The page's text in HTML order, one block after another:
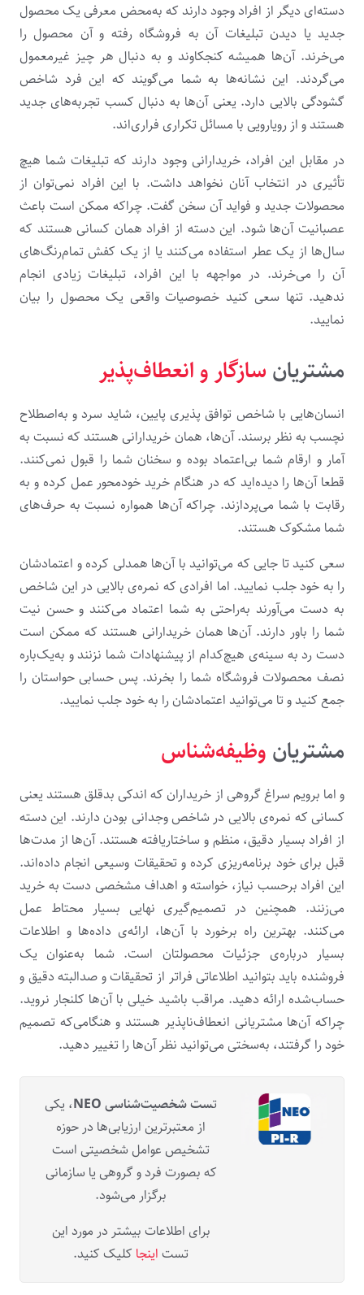
دسته‌ای دیگر از افراد وجود دارند که به‌محض معرفی یک محصول
جدید یا دیدن تبلیغات آن به فروشگاه رفته و آن محصول را
می‌خرند. آن‌ها همیشه کنجکاوند و به دنبال هر چیز غیرمعمول
می‌گردند. این نشانه‌ها به شما می‌گویند که این فرد شاخص
گشودگی بالایی دارد. یعنی آن‌ها به دنبال کسب تجربه‌های جدید
هستند و از رویارویی با مسائل تکراری فراری‌اند.
در مقابل این افراد، خریدارانی وجود دارند که تبلیغات شما هیچ
تأثیری در انتخاب آنان نخواهد داشت. با این افراد نمی‌توان از
محصولات جدید و فواید آن سخن گفت. چراکه ممکن است باعث
عصبانیت آن‌ها شود. این دسته از افراد همان کسانی هستند که
سال‌ها از یک عطر استفاده می‌کنند یا از یک کفش تمام‌رنگ‌های
آن را می‌خرند. در مواجهه با این افراد، تبلیغات زیادی انجام
ندهید. تنها سعی کنید خصوصیات واقعی یک محصول را بیان
نمایید.
مشتریان سازگار و انعطاف‌پذیر
انسان‌هایی با شاخص توافق پذیری پایین، شاید سرد و به‌اصطلاح
نچسب به نظر برسند. آن‌ها، همان خریدارانی هستند که نسبت به
آمار و ارقام شما بی‌اعتماد بوده و سخنان شما را قبول نمی‌کنند.
قطعا آن‌ها را دیده‌اید که در هنگام خرید خودمحور عمل کرده و به
رقابت با شما می‌پردازند. چراکه آن‌ها همواره نسبت به حرف‌های
شما مشکوک هستند.
سعی کنید تا جایی که می‌توانید با آن‌ها همدلی کرده و اعتمادشان
را به خود جلب نمایید. اما افرادی که نمره‌ی بالایی در این شاخص
به دست می‌آورند به‌راحتی به شما اعتماد می‌کنند و حسن نیت
شما را باور دارند. آن‌ها همان خریدارانی هستند که ممکن است
دست رد به سینه‌ی هیچ‌کدام از پیشنهادات شما نزنند و به‌یک‌باره
نصف محصولات فروشگاه شما را بخرند. پس حسابی حواستان را
جمع کنید و تا می‌توانید اعتمادشان را به خود جلب نمایید.
مشتریان وظیفه‌شناس
و اما برویم سراغ گروهی از خریداران که اندکی بدقلق هستند یعنی
کسانی که نمره‌ی بالایی در شاخص وجدانی بودن دارند. این دسته
از افراد بسیار دقیق، منظم و ساختاریافته هستند. آن‌ها از مدت‌ها
قبل برای خود برنامه‌ریزی کرده و تحقیقات وسیعی انجام داده‌اند.
این افراد برحسب نیاز، خواسته و اهداف مشخصی دست به خرید
می‌زنند. همچنین در تصمیم‌گیری نهایی بسیار محتاط عمل
می‌کنند. بهترین راه برخورد با آن‌ها، ارائه‌ی داده‌ها و اطلاعات
بسیار درباره‌ی جزئیات محصولتان است. شما به‌عنوان یک
فروشنده باید بتوانید اطلاعاتی فراتر از تحقیقات و صدالبته دقیق و
حساب‌شده ارائه دهید. مراقب باشید خیلی با آن‌ها کلنجار نروید.
چراکه آن‌ها مشتریانی انعطاف‌ناپذیر هستند و هنگامی‌که تصمیم
خود را گرفتند، به‌سختی می‌توانید نظر آن‌ها را تغییر دهید.
تست شخصیت‌شناسی NEO
، یکی
از معتبرترین ارزیابی‌ها در حوزه
تشخیص عوامل شخصیتی است
که بصورت فرد و گروهی یا سازمانی
برگزار می‌شود.
برای اطلاعات بیشتر در مورد این
تست اینجا کلیک کنید.